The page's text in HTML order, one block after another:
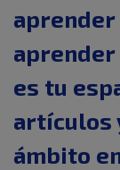
aprender
aprender
es tu
artículos
ámbito